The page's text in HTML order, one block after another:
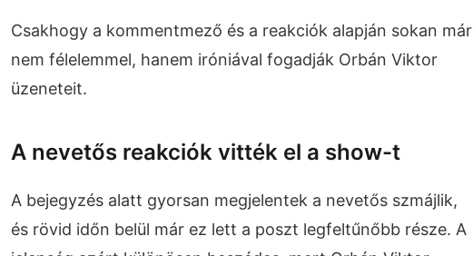
Csakhogy a kommentmező és a reakciók alapján sokan már
nem félelemmel, hanem iróniával fogadják Orbán Viktor
üzeneteit.
A nevetős reakciók vitték el a show-t
A bejegyzés alatt gyorsan megjelentek a nevetős szmájlik,
és rövid időn belül már ez lett a poszt legfeltűnőbb része. A